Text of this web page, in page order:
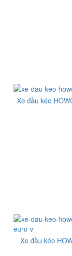
Xe đầu kéo
Xe đầu kéo